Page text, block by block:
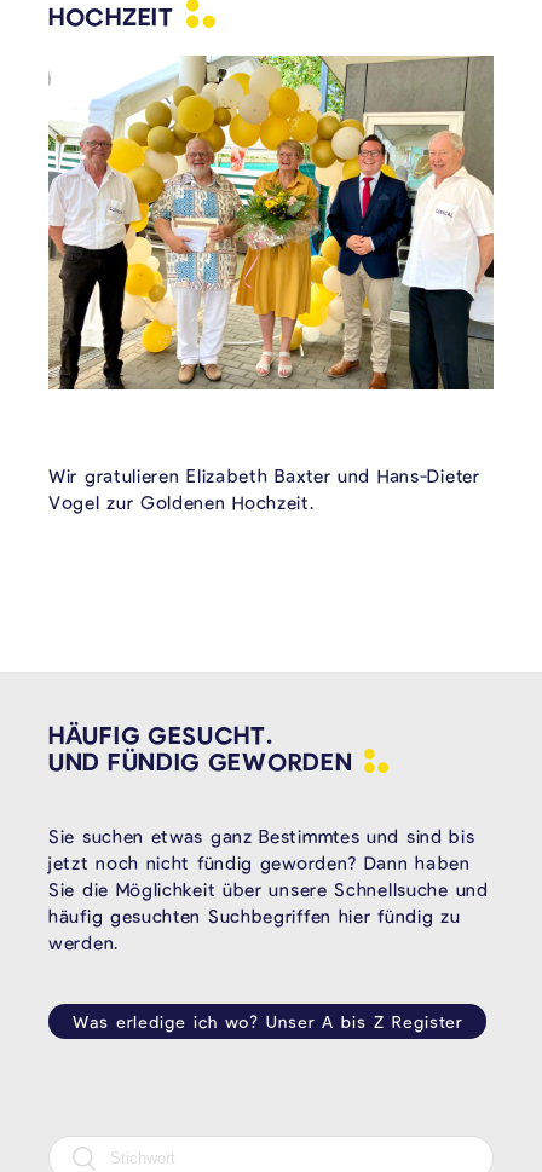
HOCHZEIT
Wir gratulieren Elizabeth Baxter und Hans-Dieter
Vogel zur Goldenen Hochzeit.
HÄUFIG GESUCHT.
UND FÜNDIG GEWORDEN
Sie suchen etwas ganz Bestimmtes und sind bis
jetzt noch nicht fündig geworden? Dann haben
Sie die Möglichkeit über unsere Schnellsuche und
häufig gesuchten Suchbegriffen hier fündig zu
werden.
Was erledige ich wo? Unser A bis Z Register